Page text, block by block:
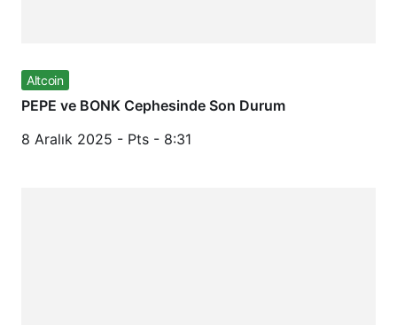
Altcoin
PEPE ve BONK Cephesinde Son Durum
8 Aralık 2025 - Pts - 8:31